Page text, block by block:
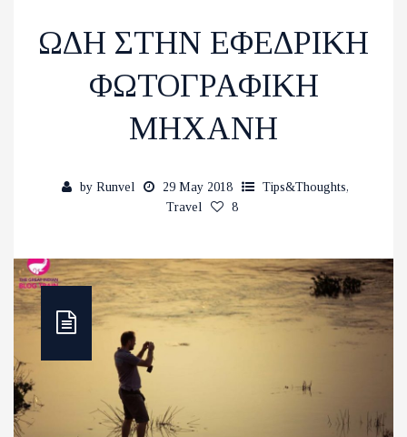
ΩΔΗ ΣΤΗΝ ΕΦΕΔΡΙΚΗ
ΦΩΤΟΓΡΑΦΙΚΗ
ΜΗΧΑΝΗ
by Runvel 29 May 2018 Tips&Thoughts,
Travel
8